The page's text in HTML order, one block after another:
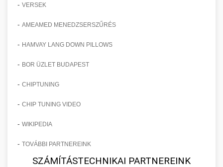
- VERSEK
- AMEAMED MENEDZSERSZŰRÉS
- HAMVAY LANG DOWN PILLOWS
- BOR ÜZLET BUDAPEST
- CHIPTUNING
- CHIP TUNING VIDEO
- WIKIPEDIA
- TOVÁBBI PARTNEREINK
SZÁMÍTÁSTECHNIKAI PARTNEREINK